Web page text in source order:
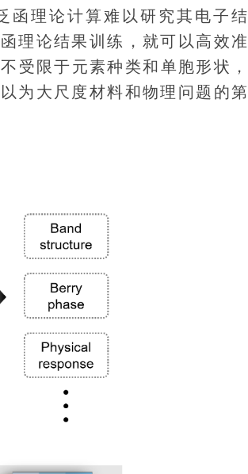
函理论计算难以研究其电子结
理论结果训练，就可以高效准
受限于元素种类和单胞形状，
为大尺度材料和物理问题的第